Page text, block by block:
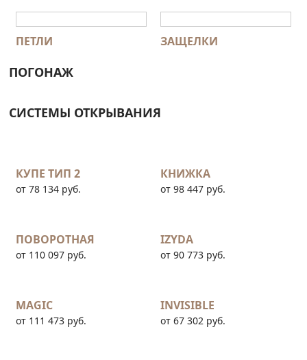
ПЕТЛИ ЗАЩЕЛКИ
ПОГОНАЖ
СИСТЕМЫ ОТКРЫВАНИЯ
КУПЕ ТИП 2
от 78 134 руб.
КНИЖКА
от 98 447 руб.
ПОВОРОТНАЯ
от 110 097 руб.
IZYDA
от 90 773 руб.
MAGIC
от 111 473 руб.
INVISIBLE
от 67 302 руб.